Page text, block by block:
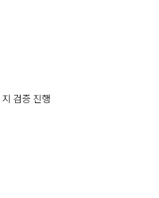
검증 진행